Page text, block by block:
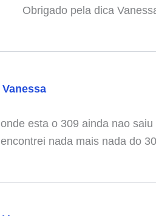
Obrigado pela dica
Vanessa
onde esta o 309 ainda nao
encontrei nada mais nada do